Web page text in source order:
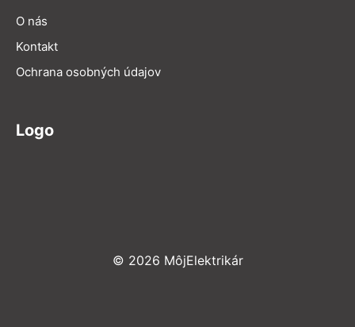
O nás
Kontakt
Ochrana osobných údajov
Logo
© 2026 MôjElektrikár